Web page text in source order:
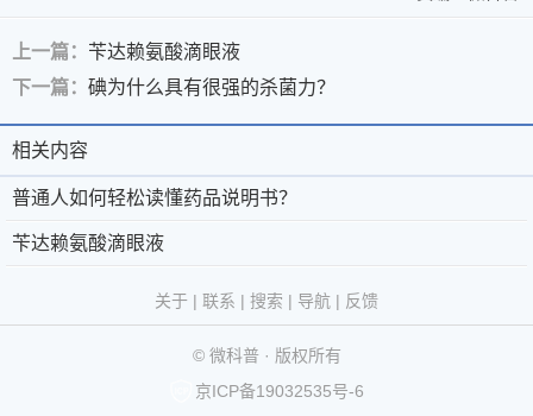
上一篇： 苄达赖氨酸滴眼液
下一篇： 碘为什么具有很强的杀菌力？
普
通
人
如
>
相
关
内
普
通
人
如
何
读
关
于
微
相关内容
普通人如何轻松读懂药品说明书？
苄达赖氨酸滴眼液
关于 | 联系 | 搜索 | 导航 | 反馈
© 微科普 · 版权所有
京ICP备19032535号-6